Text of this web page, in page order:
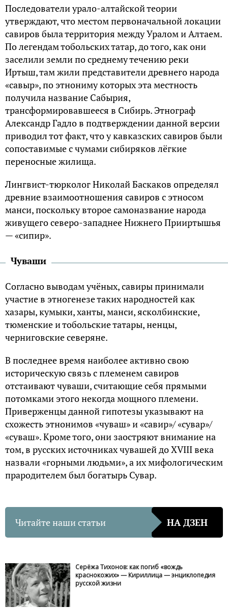
Последователи урало-алтайской теории
утверждают, что местом первоначальной локации
савиров была территория между Уралом и Алтаем.
По легендам тобольских татар, до того, как они
заселили земли по среднему течению реки
Иртыш, там жили представители древнего народа
«савыр», по этнониму которых эта местность
получила название Сабырия,
трансформировавшееся в Сибирь. Этнограф
Александр Гадло в подтверждении данной версии
приводил тот факт, что у кавказских савиров были
сопоставимые с чумами сибиряков лёгкие
переносные жилища.
Лингвист-тюрколог Николай Баскаков определял
древние взаимоотношения савиров с этносом
манси, поскольку второе самоназвание народа
живущего северо-западнее Нижнего Прииртышья
— «сипир».
Чуваши
Согласно выводам учёных, савиры принимали
участие в этногенезе таких народностей как
хазары, кумыки, ханты, манси, ясколбинские,
тюменские и тобольские татары, ненцы,
черниговские северяне.
В последнее время наиболее активно свою
историческую связь с племенем савиров
отстаивают чуваши, считающие себя прямыми
потомками этого некогда мощного племени.
Приверженцы данной гипотезы указывают на
схожесть этнонимов «чуваш» и «савир»/ «сувар»/
«суваш». Кроме того, они заостряют внимание на
том, в русских источниках чувашей до XVIII века
назвали «горными людьми», а их мифологическим
прародителем был богатырь Сувар.
Читайте наши статьи НА ДЗЕН
Серёжа Тихонов: как погиб «вождь
краснокожих» — Кириллица — энциклопедия
русской жизни